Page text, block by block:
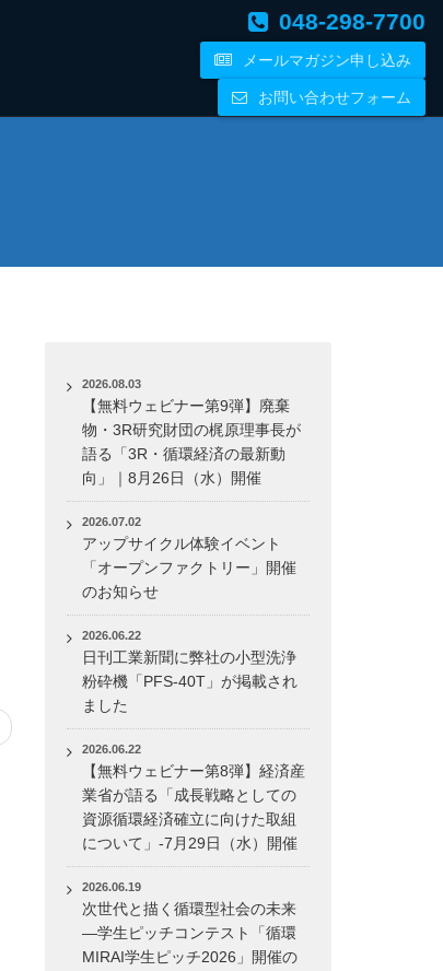
048-298-7700
メールマガジン申し込み
お問い合わせフォーム
2026.08.03
【無料ウェビナー第9弾】廃棄
物・3R研究財団の梶原理事長が
語る「3R・循環経済の最新動
向」｜8月26日（水）開催
2026.07.02
アップサイクル体験イベント
「オープンファクトリー」開催
のお知らせ
2026.06.22
日刊工業新聞に弊社の小型洗浄
粉砕機「PFS-40T」が掲載され
ました
2026.06.22
【無料ウェビナー第8弾】経済産
業省が語る「成長戦略としての
資源循環経済確立に向けた取組
について」-7月29日（水）開催
2026.06.19
次世代と描く循環型社会の未来
―学生ピッチコンテスト「循環
MIRAI学生ピッチ2026」開催の